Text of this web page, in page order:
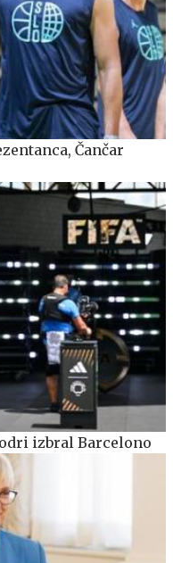
Čančar
izbral Barcelono